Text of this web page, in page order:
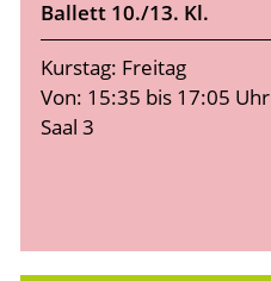
Ballett 10./13. Kl.
Kurstag: Freitag
Von: 15:35 bis 17:05 Uhr
Saal 3